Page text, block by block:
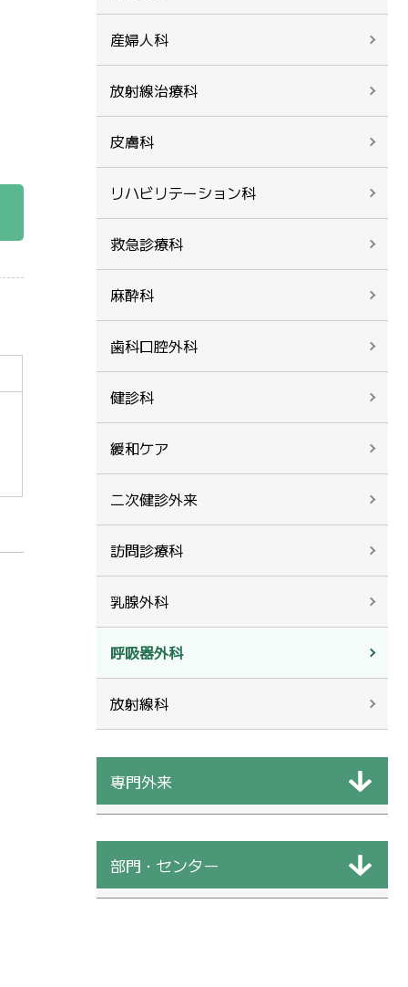
産婦人科
放射線治療科
皮膚科
リハビリテーション科
救急診療科
麻酔科
歯科口腔外科
健診科
緩和ケア
二次健診外来
訪問診療科
乳腺外科
呼吸器外科
放射線科
専門外来
部門・センター